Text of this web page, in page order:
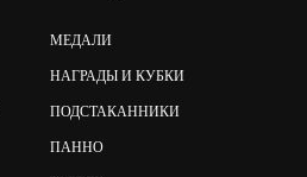
МЕДАЛИ
НАГРАДЫ И КУБКИ
ПОДСТАКАННИКИ
ПАННО